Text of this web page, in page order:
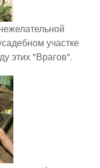
участке
этих "Врагов".